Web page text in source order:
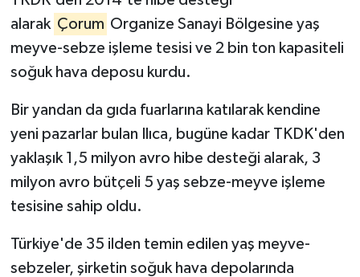
alarak Çorum Organize Sanayi Bölgesine yaş
meyve-sebze işleme tesisi ve 2 bin ton kapasiteli
soğuk hava deposu kurdu.
Bir yandan da gıda fuarlarına katılarak kendine
yeni pazarlar bulan Ilıca, bugüne kadar TKDK'den
yaklaşık 1,5 milyon avro hibe desteği alarak, 3
milyon avro bütçeli 5 yaş sebze-meyve işleme
tesisine sahip oldu.
Türkiye'de 35 ilden temin edilen yaş meyve-
sebzeler, şirketin soğuk hava depolarında